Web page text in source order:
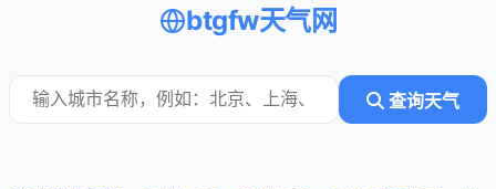
btgfw天气网
查询天气